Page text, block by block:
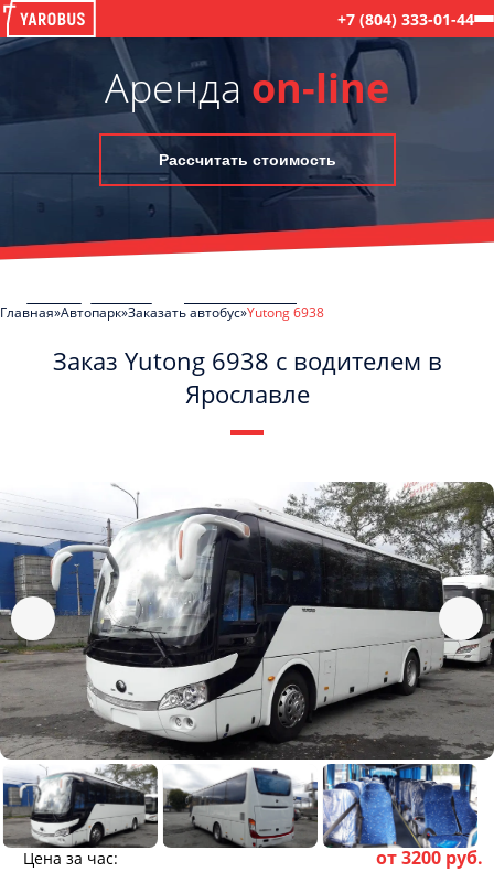
+7 (804) 333-01-44
Аренда on-line
Рассчитать стоимость
Главная Автопарк Заказать автобус Yutong 6938
Заказ Yutong 6938 с водителем в
Ярославле
Цена за час: от 3200 руб.
Политикой конфиденциальности
ознакомлен(а), даю согласие на